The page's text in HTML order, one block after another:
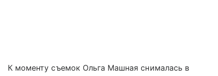
К моменту съемок Ольга Машная снималась в